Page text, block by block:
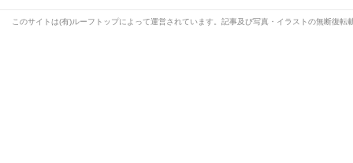
このサイトは(有)ルーフトップによって運営されています。記事及び写真・イラストの無断復転